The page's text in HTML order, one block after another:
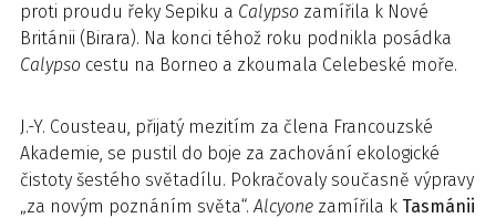
proti proudu řeky Sepiku a Calypso zamířila k Nové
Británii (Birara). Na konci téhož roku podnikla posádka
Calypso cestu na Borneo a zkoumala Celebeské moře.
J.-Y. Cousteau, přijatý mezitím za člena Francouzské
Akademie, se pustil do boje za zachování ekologické
čistoty šestého světadílu. Pokračovaly současně výpravy
„za novým poznáním světa“.Alcyone zamířila k Tasmánii